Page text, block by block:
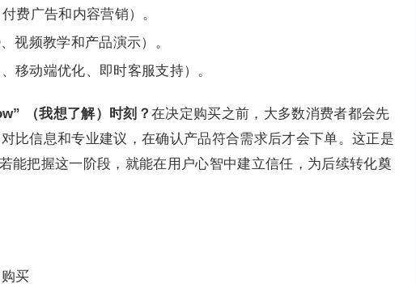
费广告和内容营销）。
视频教学和产品演示）。
移动端优化、即时客服支持）。
（我想了解）时刻？ 在决定购买之前，大多数消费者都会先
比信息和专业建议，在确认产品符合需求后才会下单。这正是
能把握这一阶段，就能在用户心智中建立信任，为后续转化奠
买